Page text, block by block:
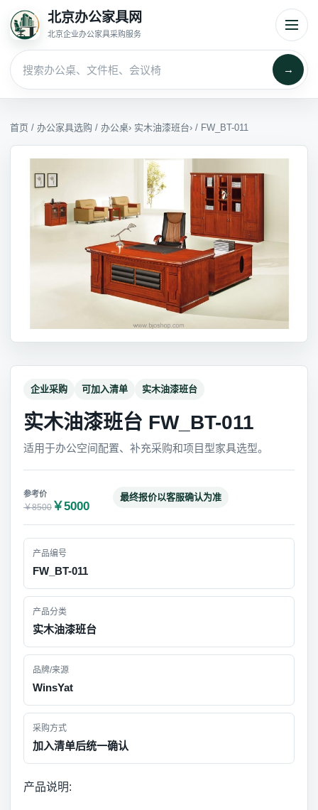
北京办公家具网
北京企业办公家具采购服务
→
首页 / 办公家具选购 / 办公桌› 实木油漆班台› / FW_BT-011
企业采购 可加入清单 实木油漆班台
实木油漆班台 FW_BT-011
适用于办公空间配置、补充采购和项目型家具选型。
￥8500 ￥5000
最终报价以客服确认为准
产品编号
FW_BT-011
产品分类
实木油漆班台
品牌/来源
WinsYat
采购方式
加入清单后统一确认
产品说明: